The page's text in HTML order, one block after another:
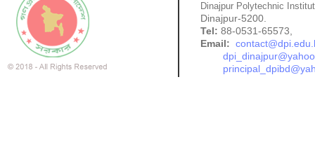
Dinajpur Polytechnic
Dinajpur-5200.
Tel: 88-0531-65573,
Email: